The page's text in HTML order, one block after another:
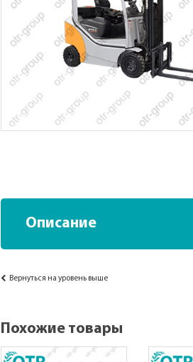
Описание
Вернуться на уровень выше
Похожие товары